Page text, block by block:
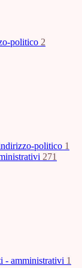
politico 2
politico 1
271
- amministrativi 1